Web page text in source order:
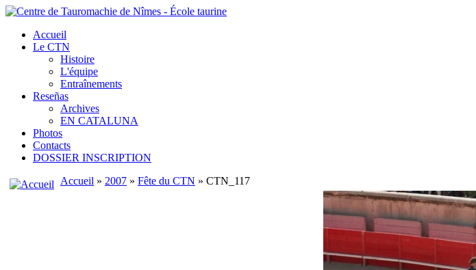
Accueil
Le CTN
Histoire
L'équipe
Entraînements
Reseñas
Archives
EN CATALUNA
Photos
Contacts
DOSSIER INSCRIPTION
Accueil » 2007 » Fête du CTN » CTN_117